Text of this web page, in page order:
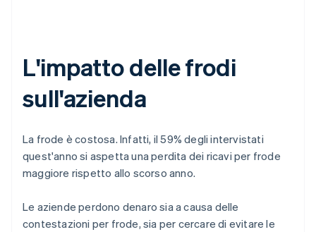
L'impatto delle frodi
sull'azienda
La frode è costosa. Infatti, il 59% degli intervistati
quest'anno si aspetta una perdita dei ricavi per frode
maggiore rispetto allo scorso anno.
Le aziende perdono denaro sia a causa delle
contestazioni per frode, sia per cercare di evitare le